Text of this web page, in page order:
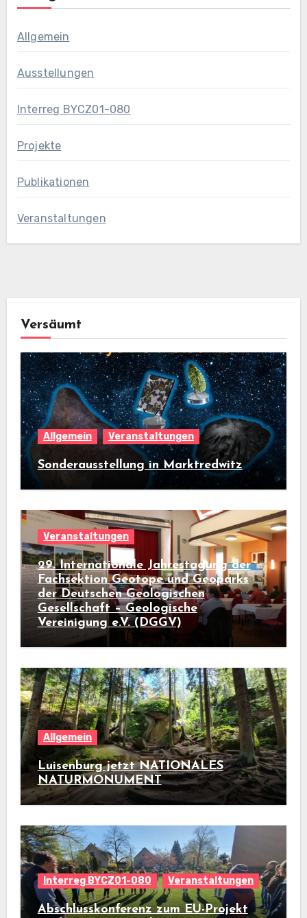
Allgemein
Ausstellungen
Interreg BYCZ01-080
Projekte
Publikationen
Veranstaltungen
Versäumt
Allgemein Veranstaltungen
Sonderausstellung in Marktredwitz
Veranstaltungen
29. Internationale Jahrestagung der
Fachsektion Geotope und Geoparks
der Deutschen Geologischen
Gesellschaft – Geologische
Vereinigung e.V. (DGGV)
Allgemein
Luisenburg jetzt NATIONALES
NATURMONUMENT
Interreg BYCZ01-080 Veranstaltungen
Abschlusskonferenz zum EU-Projekt